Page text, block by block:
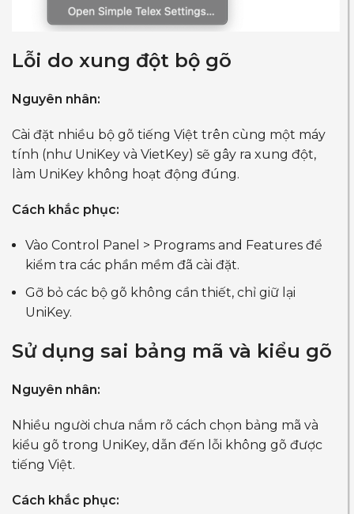
Lỗi do xung đột bộ gõ
Nguyên nhân:
Cài đặt nhiều bộ gõ tiếng Việt trên cùng một máy
tính (như UniKey và VietKey) sẽ gây ra xung đột,
làm UniKey không hoạt động đúng.
Cách khắc phục:
Vào Control Panel > Programs and Features để
kiểm tra các phần mềm đã cài đặt.
Gỡ bỏ các bộ gõ không cần thiết, chỉ giữ lại
UniKey.
Sử dụng sai bảng mã và kiểu gõ
Nguyên nhân:
Nhiều người chưa nắm rõ cách chọn bảng mã và
kiểu gõ trong UniKey, dẫn đến lỗi không gõ được
tiếng Việt.
Cách khắc phục: